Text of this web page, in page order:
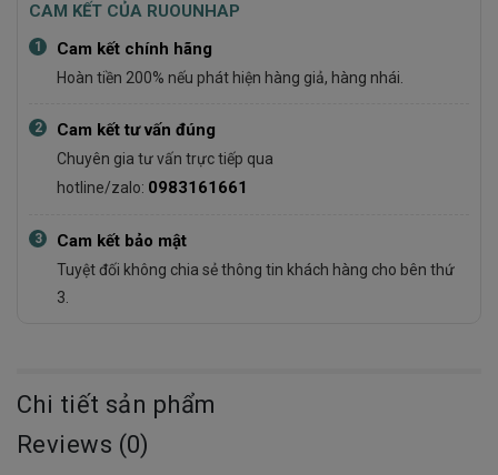
CAM KẾT CỦA RUOUNHAP
1 Cam kết chính hãng
Hoàn tiền 200% nếu phát hiện hàng giả, hàng nhái.
2 Cam kết tư vấn đúng
Chuyên gia tư vấn trực tiếp qua
hotline/zalo: 0983161661
3 Cam kết bảo mật
Tuyệt đối không chia sẻ thông tin khách hàng cho bên thứ
3.
Chi tiết sản phẩm
Reviews (0)